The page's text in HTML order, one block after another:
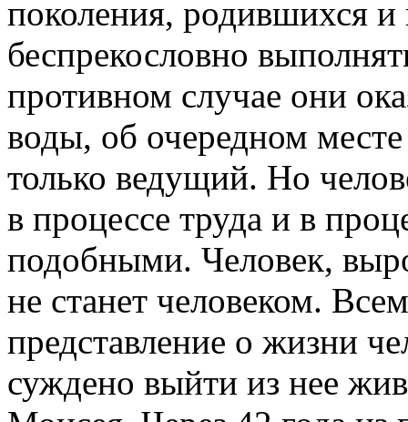
поколения, родившихся
беспрекословно
противном случае они
воды, об очередном
только ведущий. Но
в процессе труда и в
подобными. Человек,
не станет человеком.
представление о жизни
суждено выйти из нее